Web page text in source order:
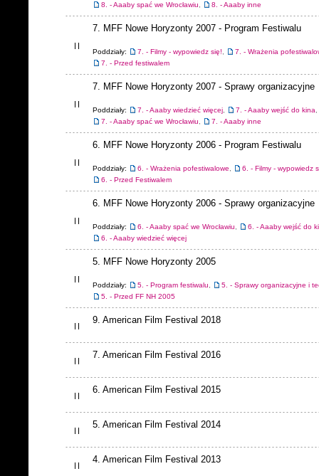
8. - Aaaby spać we Wrocławiu, 8. - Aaaby inne
7. MFF Nowe Horyzonty 2007 - Program Festiwalu
Poddziały: 7. - Filmy - wypowiedz się!,
7. - Wrażenia
7. - Przed festiwalem
7. MFF Nowe Horyzonty 2007 - Sprawy organizacyjne
Poddziały: 7. - Aaaby wiedzieć więcej, 7. - Aaaby wejść do kina,
7. - Aaaby spać we Wrocławiu, 7. - Aaaby inne
6. MFF Nowe Horyzonty 2006 - Program Festiwalu
Poddziały: 6. - Wrażenia pofestiwalowe,
6. - Filmy - wypowiedz
6. - Przed Festiwalem
6. MFF Nowe Horyzonty 2006 - Sprawy organizacyjne
Poddziały: 6. - Aaaby spać we Wrocławiu,
6. - Aaaby wejść do
6. - Aaaby wiedzieć więcej
5. MFF Nowe Horyzonty 2005
Poddziały: 5. - Program festiwalu,
5. - Sprawy organizacyjne i
5. - Przed FF NH 2005
9. American Film Festival 2018
7. American Film Festival 2016
6. American Film Festival 2015
5. American Film Festival 2014
4. American Film Festival 2013